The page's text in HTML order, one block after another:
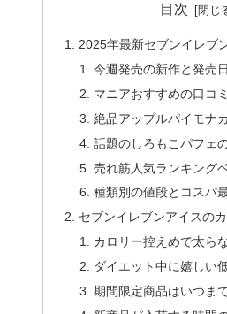
目次
2025年最新セブンイレブ
今週発売の新作と発売
マニアおすすめの口コ
絶品アップルパイモナ
話題のしろもこパフェ
売れ筋人気ランキング
種類別の値段とコスパ
セブンイレブンアイスの
カロリー控えめで太ら
ダイエット中に嬉しい
期間限定商品はいつま